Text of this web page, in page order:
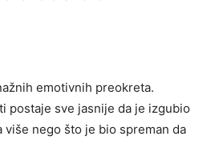
emotivnih preokreta.
postaje sve jasnije da je izgubio
više nego što je bio spreman da